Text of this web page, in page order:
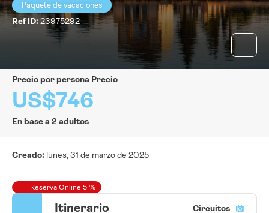
Paquete de vacaciones
Ref ID:23975292
precio por persona Precio
US$746
En base a 2 adultos
Creado: lunes, 31 de marzo de 2025
Reserva Online 5 %
Itinerario Circuitos